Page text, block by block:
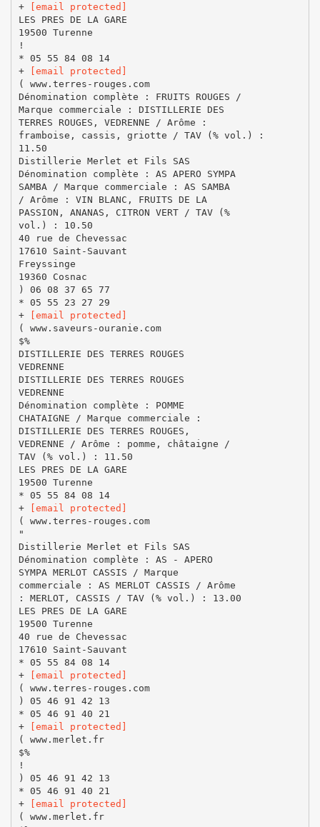
+
[email protected]
LES PRES DE LA GARE
19500 Turenne
!
* 05 55 84 08 14
+
[email protected]
( www.terres-rouges.com
Dénomination complète : FRUITS ROUGES /
Marque commerciale : DISTILLERIE DES
TERRES ROUGES, VEDRENNE / Arôme :
framboise, cassis, griotte / TAV (% vol.) :
11.50
Distillerie Merlet et Fils SAS
Dénomination complète : AS APERO SYMPA
SAMBA / Marque commerciale : AS SAMBA
/ Arôme : VIN BLANC, FRUITS DE LA
PASSION, ANANAS, CITRON VERT / TAV (%
vol.) : 10.50
40 rue de Chevessac
17610 Saint-Sauvant
Freyssinge
19360 Cosnac
) 06 08 37 65 77
* 05 55 23 27 29
+
[email protected]
( www.saveurs-ouranie.com
$%
DISTILLERIE DES TERRES ROUGES
VEDRENNE
DISTILLERIE DES TERRES ROUGES
VEDRENNE
Dénomination complète : POMME
CHATAIGNE / Marque commerciale :
DISTILLERIE DES TERRES ROUGES,
VEDRENNE / Arôme : pomme, châtaigne /
TAV (% vol.) : 11.50
LES PRES DE LA GARE
19500 Turenne
* 05 55 84 08 14
+
[email protected]
( www.terres-rouges.com
"
Distillerie Merlet et Fils SAS
Dénomination complète : AS - APERO
SYMPA MERLOT CASSIS / Marque
commerciale : AS MERLOT CASSIS / Arôme
: MERLOT, CASSIS / TAV (% vol.) : 13.00
LES PRES DE LA GARE
19500 Turenne
40 rue de Chevessac
17610 Saint-Sauvant
* 05 55 84 08 14
+
[email protected]
( www.terres-rouges.com
) 05 46 91 42 13
* 05 46 91 40 21
+
[email protected]
( www.merlet.fr
$%
!
) 05 46 91 42 13
* 05 46 91 40 21
+
[email protected]
( www.merlet.fr